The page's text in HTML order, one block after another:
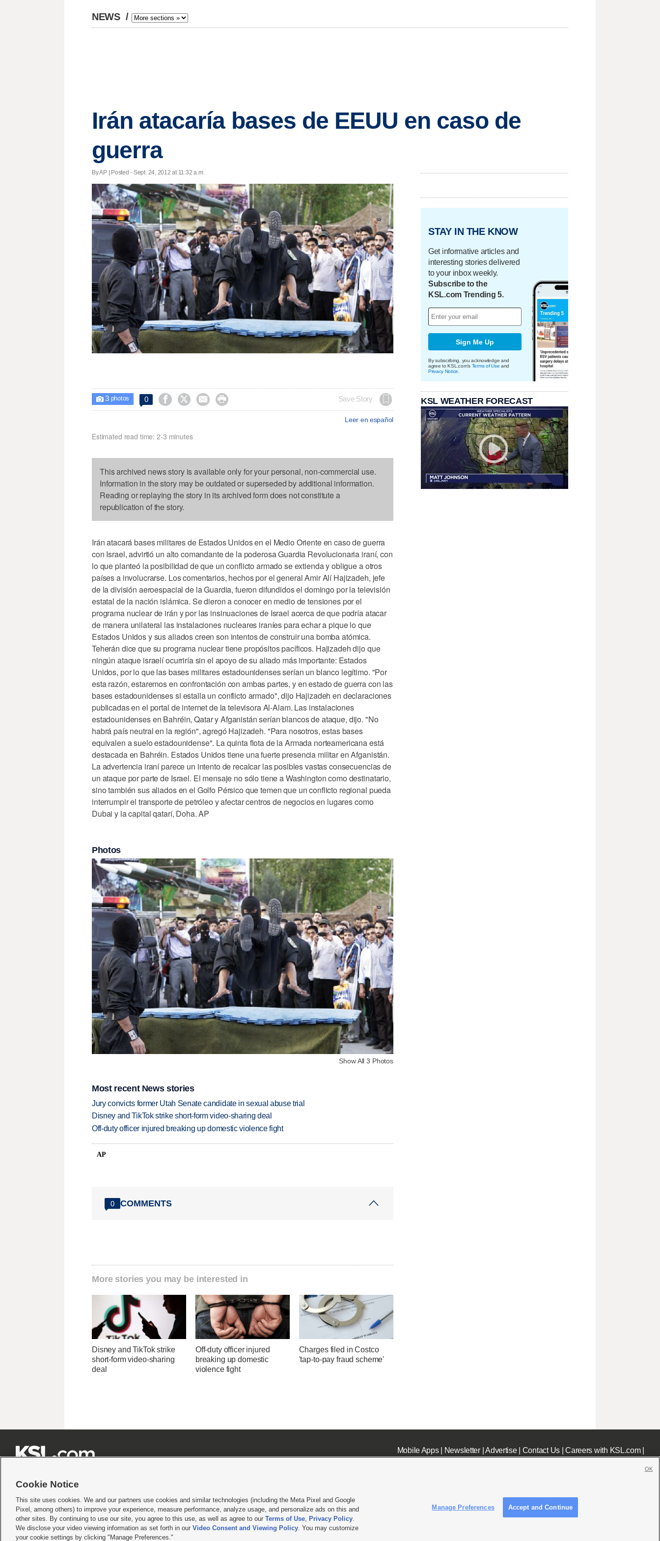
NEWS /
Irán atacaría bases de EEUU en caso de
guerra
By AP | Posted - Sept. 24, 2012 at 11:32 a.m.
 3photos 0     Save Story
Leer en español
Estimated read time: 2-3 minutes
This archived news story is available only for your personal, non-commercial use.
Information in the story may be outdated or superseded by additional information.
Reading or replaying the story in its archived form does not constitute a
republication of the story.
Irán atacará bases militares de Estados Unidos en el Medio Oriente en caso de guerra
con Israel, advirtió un alto comandante de la poderosa Guardia Revolucionaria iraní, con
lo que planteó la posibilidad de que un conflicto armado se extienda y obligue a otros
países a involucrarse. Los comentarios, hechos por el general Amir Alí Hajizadeh, jefe
de la división aeroespacial de la Guardia, fueron difundidos el domingo por la televisión
estatal de la nación islámica. Se dieron a conocer en medio de tensiones por el
programa nuclear de irán y por las insinuaciones de Israel acerca de que podría atacar
de manera unilateral las instalaciones nucleares iraníes para echar a pique lo que
Estados Unidos y sus aliados creen son intentos de construir una bomba atómica.
Teherán dice que su programa nuclear tiene propósitos pacíficos. Hajizadeh dijo que
ningún ataque israelí ocurriría sin el apoyo de su aliado más importante: Estados
Unidos, por lo que las bases militares estadounidenses serían un blanco legítimo. "Por
esta razón, estaremos en confrontación con ambas partes, y en estado de guerra con las
bases estadounidenses si estalla un conflicto armado", dijo Hajizadeh en declaraciones
publicadas en el portal de internet de la televisora Al-Alam. Las instalaciones
estadounidenses en Bahréin, Qatar y Afganistán serían blancos de ataque, dijo. "No
habrá país neutral en la región", agregó Hajizadeh. "Para nosotros, estas bases
equivalen a suelo estadounidense". La quinta flota de la Armada norteamericana está
destacada en Bahréin. Estados Unidos tiene una fuerte presencia militar en Afganistán.
La advertencia iraní parece un intento de recalcar las posibles vastas consecuencias de
un ataque por parte de Israel. El mensaje no sólo tiene a Washington como destinatario,
sino también sus aliados en el Golfo Pérsico que temen que un conflicto regional pueda
interrumpir el transporte de petróleo y afectar centros de negocios en lugares como
Dubai y la capital qatarí, Doha. AP
Photos
Show All 3 Photos
Most recent News stories
Jury convicts former Utah Senate candidate in sexual abuse trial
Disney and TikTok strike short-form video-sharing deal
Off-duty officer injured breaking up domestic violence fight
AP
0 COMMENTS
More stories you may be interested in
Disney and TikTok strike
short-form video-sharing
deal
Off-duty officer injured
breaking up domestic
violence fight
Charges filed in Costco
'tap-to-pay fraud scheme'
STAY IN THE KNOW
Get informative articles and
interesting stories delivered
to your inbox weekly.
Subscribe to the
KSL.com Trending 5.
Sign Me Up
By subscribing, you acknowledge and
agree to KSL.com's Terms of Use and
Privacy Notice
KSL WEATHER FORECAST
Mobile Apps| Newsletter|Advertise| Contact Us|Careers with KSL.com|
Terms of use|Privacy Statement|Video Consent Viewing Policy|DMCA Notice|Do Not Sell or Share My Data |EEO Public File Report| KSL-TV FCC Public File KSL FM Radio FCC Public File|KSL AM Radio FCC Public File|FCC Applications|Closed Captioning Assistance
© 2026KSL Media| KSL Broadcasting Salt Lake City UT | Site hosted & managed by KSL Media - a Deseret Media Company
Cookie Notice
This site uses cookies. We and our partners use cookies and similar technologies (including the Meta Pixel and Google
Pixel, among others) to improve your experience, measure performance, analyze usage, and personalize ads on this and
other sites. By continuing to use our site, you agree to this use, as well as agree to our Terms of Use, Privacy Policy.
We disclose your video viewing information as set forth in our Video Consent and Viewing Policy. You may customize
your cookie settings by clicking "Manage Preferences."
Manage Preferences Accept and Continue
OK